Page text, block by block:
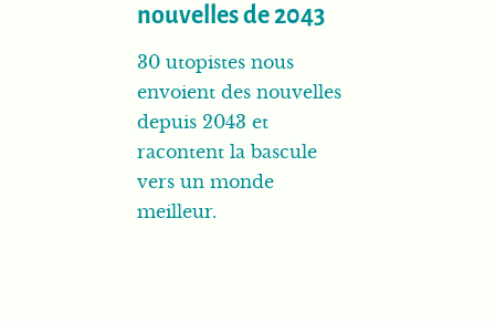
nouvelles de 2043
30 utopistes nous
envoient des nouvelles
depuis 2043 et
racontent la bascule
vers un monde
meilleur.